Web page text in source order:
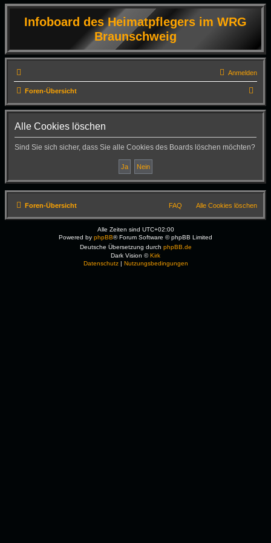
Infoboard des Heimatpflegers im WRG
Braunschweig
Anmelden
Foren-Übersicht
u
Alle Cookies löschen
Sind Sie sich sicher, dass Sie alle Cookies des Boards löschen möchten?
Foren-Übersicht Alle Cookies löschen
FAQ
Alle Zeiten sind UTC+02:00
Powered by phpBB® Forum Software © phpBB Limited
Deutsche Übersetzung durch phpBB.de
Dark Vision ©Kirk
Datenschutz| Nutzungsbedingungen